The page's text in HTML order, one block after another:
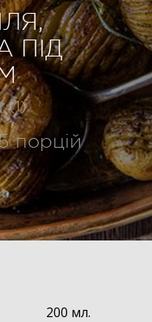
ПІД
(1)
порцій
200 мл.